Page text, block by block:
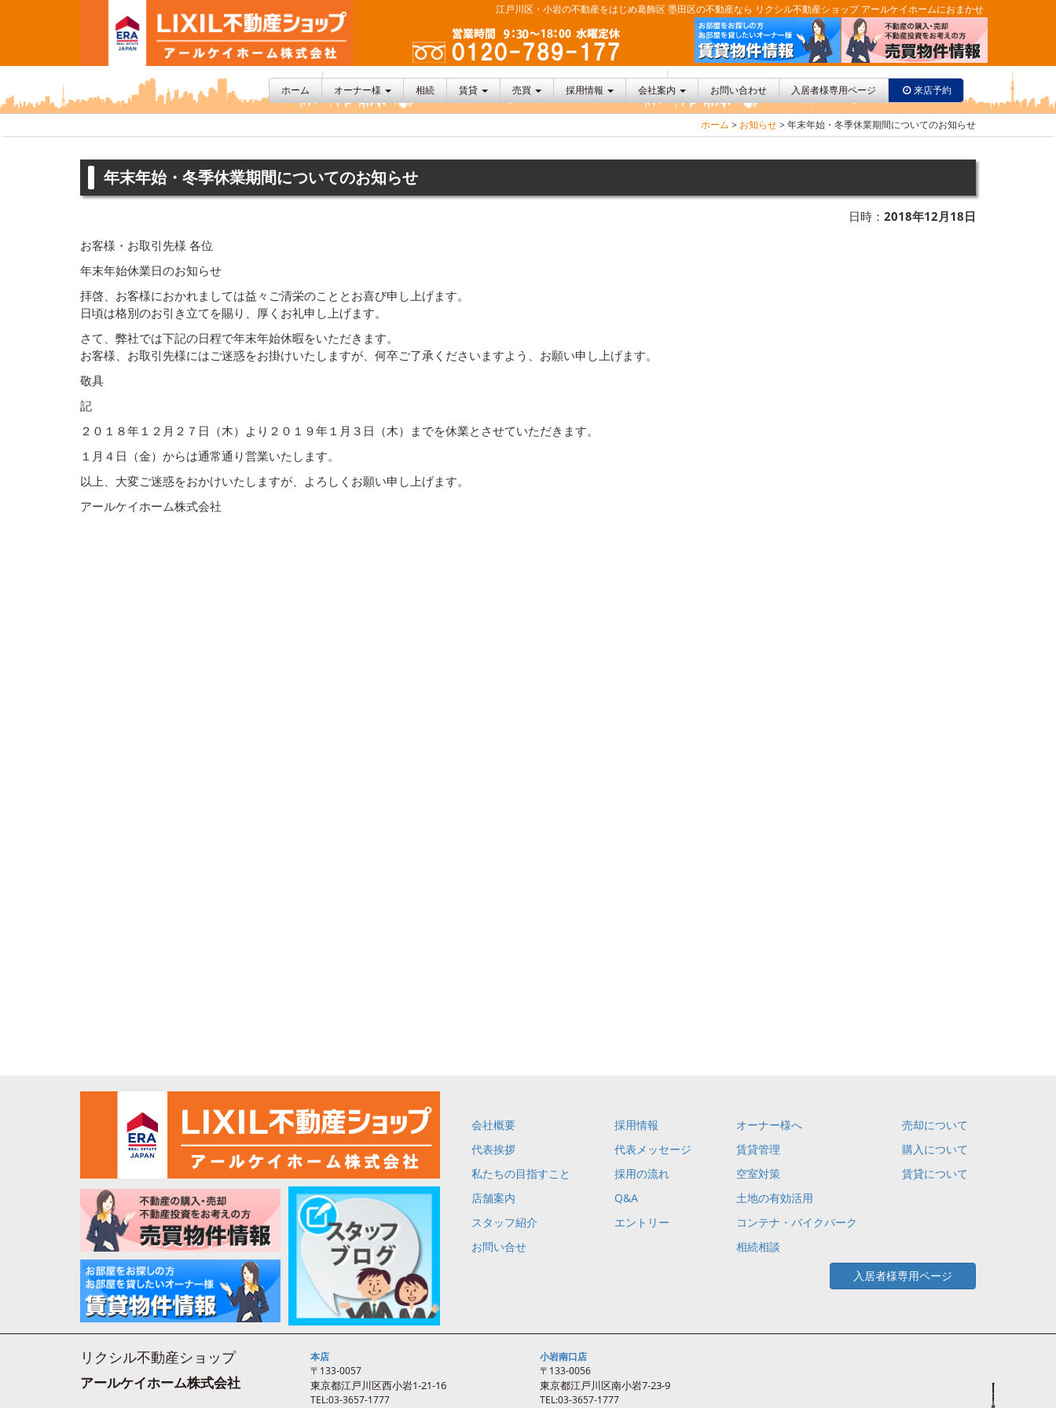
江戸川区・小岩の不動産をはじめ葛飾区 墨田区の不動産なら リクシル不動産ショップ アールケイホームにおまかせ
ホーム オーナー様 相続 賃貸 売買 採用情報 会社案内 お問い合わせ 入居者様専用ページ 来店予約
ホーム > お知らせ>年末年始・冬季休業期間についてのお知らせ
年末年始・冬季休業期間についてのお知らせ
日時： 2018年12月18日
お客様・お取引先様 各位
年末年始休業日のお知らせ
拝啓、お客様におかれましては益々ご清栄のこととお喜び申し上げます。
日頃は格別のお引き立てを賜り、厚くお礼申し上げます。
さて、弊社では下記の日程で年末年始休暇をいただきます。
お客様、お取引先様にはご迷惑をお掛けいたしますが、何卒ご了承くださいますよう、お願い申し上げます。
敬具
記
２０１８年１２月２７日（木）より２０１９年１月３日（木）までを休業とさせていただきます。
１月４日（金）からは通常通り営業いたします。
以上、大変ご迷惑をおかけいたしますが、よろしくお願い申し上げます。
アールケイホーム株式会社
会社概要
代表挨拶
私たちの目指すこと
店舗案内
スタッフ紹介
お問い合せ
採用情報
代表メッセージ
採用の流れ
Q&A
エントリー
オーナー様へ
賃貸管理
空室対策
土地の有効活用
コンテナ・バイクパーク
相続相談
売却について
購入について
賃貸について
入居者様専用ページ
リクシル不動産ショップ
アールケイホーム株式会社
本店
〒133-0057
東京都江戸川区西小岩1-21-16
TEL:03-3657-1777
小岩南口店
〒133-0056
東京都江戸川区南小岩7-23-9
TEL:03-3657-1777